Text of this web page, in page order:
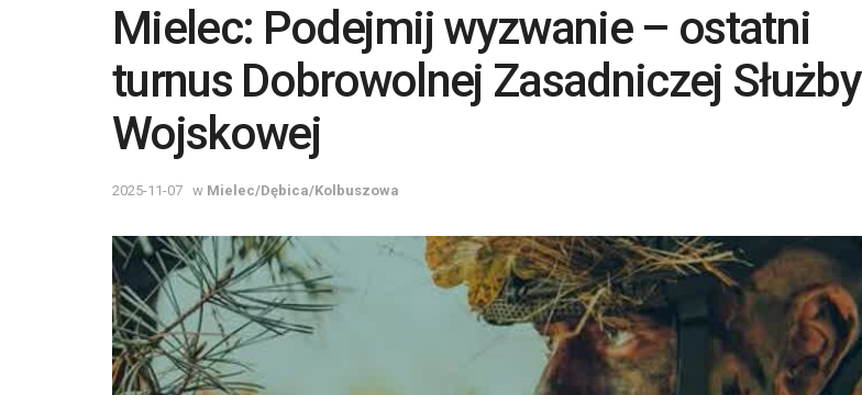
Mielec: Podejmij wyzwanie – ostatni
turnus Dobrowolnej Zasadniczej Służby
Wojskowej
2025-11-07 w Mielec/Dębica/Kolbuszowa